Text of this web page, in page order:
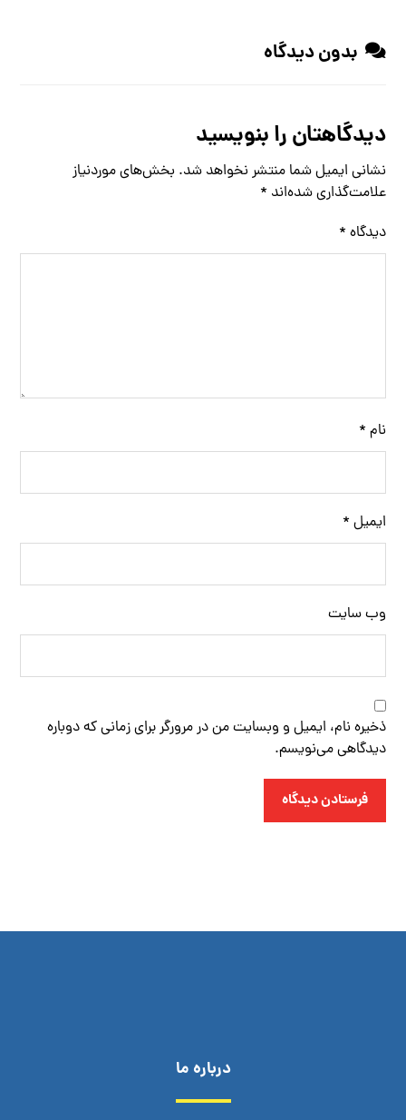
بدون دیدگاه
دیدگاهتان را بنویسید
نشانی ایمیل شما منتشر نخواهد شد. بخش‌های موردنیاز
علامت‌گذاری شده‌اند *
دیدگاه *
نام *
ایمیل *
وب‌ سایت
ذخیره نام، ایمیل و وبسایت من در مرورگر برای زمانی که دوباره
دیدگاهی می‌نویسم.
فرستادن دیدگاه
درباره ما